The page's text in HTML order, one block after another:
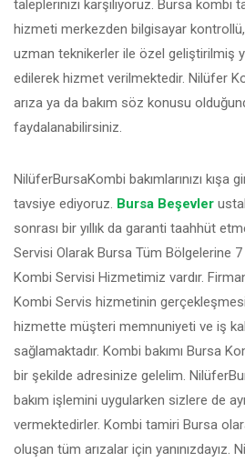
taleplerinizi karşılıyoruz. Bursa kombi
hizmeti merkezden bilgisayar
uzman teknikerler ile özel geliştirilmiş
edilerek hizmet verilmektedir. Nilüfer
arıza ya da bakım söz konusu
faydalanabilirsiniz.
NilüferBursaKombi bakımlarınızı kışa
tavsiye ediyoruz. Bursa Beşevler
sonrası bir yıllık da garanti taahhüt
Servisi Olarak Bursa Tüm Bölgelerine
Kombi Servisi Hizmetimiz vardır.
Kombi Servis hizmetinin
hizmette müşteri memnuniyeti ve iş
sağlamaktadır. Kombi bakımı Bursa
bir şekilde adresinize gelelim.
bakım işlemini uygularken sizlere de
vermektedirler. Kombi tamiri Bursa
oluşan tüm arızalar için yanınızdayız.